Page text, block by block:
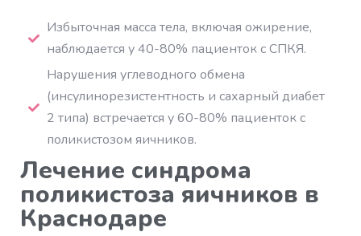
Избыточная масса тела, включая ожирение,
наблюдается у 40-80% пациенток с СПКЯ.
Нарушения углеводного обмена
(инсулинорезистентность и сахарный диабет
2 типа) встречается у 60-80% пациенток с
поликистозом яичников.
Лечение синдрома
поликистоза яичников в
Краснодаре